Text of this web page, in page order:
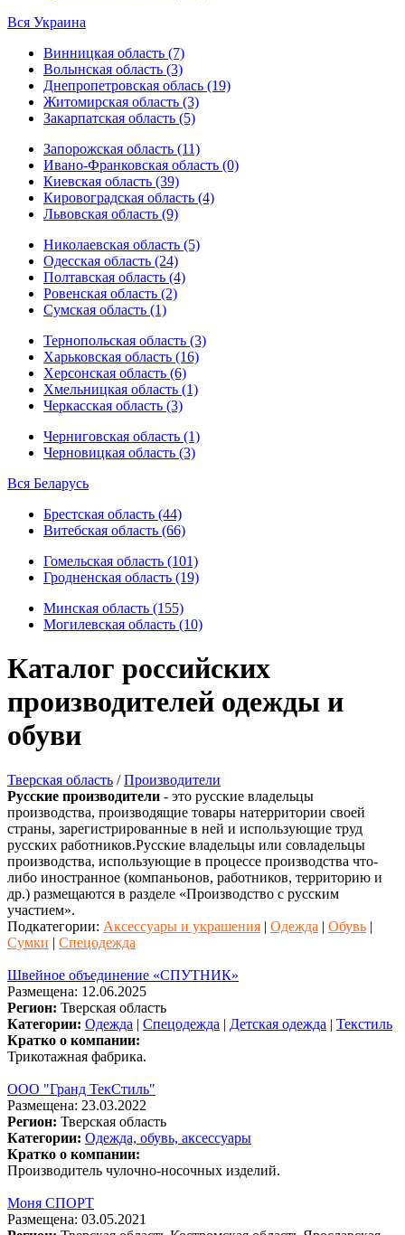
Вся Украина
Винницкая область (7)
Волынская область (3)
Днепропетровская облась (19)
Житомирская область (3)
Закарпатская область (5)
Запорожская область (11)
Ивано-Франковская область (0)
Киевская область (39)
Кировоградская область (4)
Львовская область (9)
Николаевская область (5)
Одесская область (24)
Полтавская область (4)
Ровенская область (2)
Сумская область (1)
Тернопольская область (3)
Харьковская область (16)
Херсонская область (6)
Хмельницкая область (1)
Черкасская область (3)
Черниговская область (1)
Черновицкая область (3)
Вся Беларусь
Брестская область (44)
Витебская область (66)
Гомельская область (101)
Гродненская область (19)
Минская область (155)
Могилевская область (10)
Каталог российских
производителей одежды и
обуви
Тверская область /Производители
Русские производители - это русские владельцы
производства, производящие товары натерритории своей
страны, зарегистрированные в ней и использующие труд
русских работников.Русские владельцы или совладельцы
производства, использующие в процессе производства что-
либо иностранное (компаньонов, работников, территорию и
др.) размещаются в разделе «Производство с русским
участием».
Подкатегории: Аксессуары и украшения | Одежда | Обувь |
Сумки | Спецодежда
Швейное объединение «СПУТНИК»
Размещена: 12.06.2025
Регион: Тверская область
Категории: Одежда | Спецодежда | Детская одежда | Текстиль
Кратко о компании:
Трикотажная фабрика.
ООО "Гранд ТекСтиль"
Размещена: 23.03.2022
Регион: Тверская область
Категории: Одежда, обувь, аксессуары
Кратко о компании:
Производитель чулочно-носочных изделий.
Моня СПОРТ
Размещена: 03.05.2021